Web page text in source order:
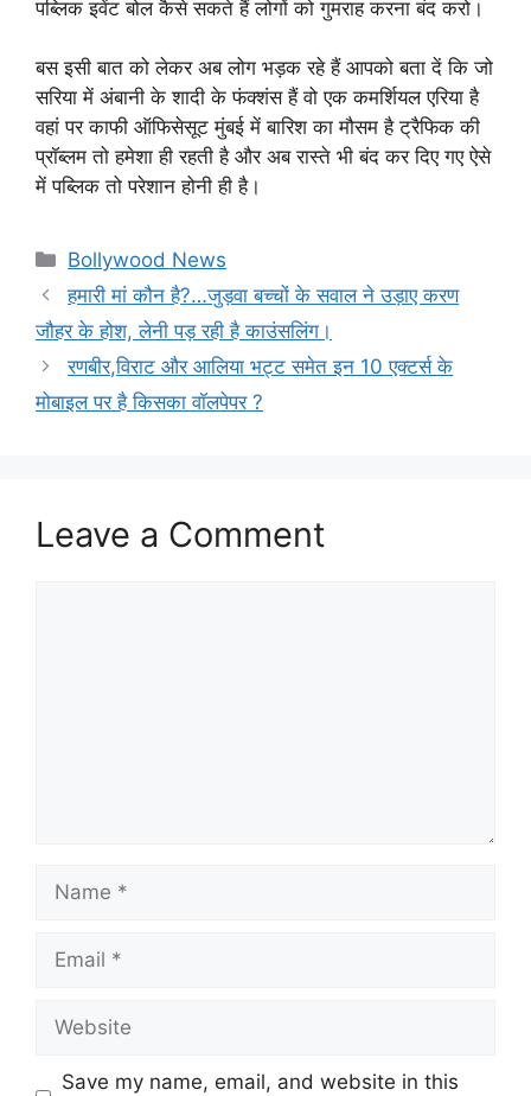
पब्लिक इवेंट बोल कैसे सकते हैं लोगों को गुमराह करना बंद करो।
बस इसी बात को लेकर अब लोग भड़क रहे हैं आपको बता दें कि जो
सरिया में अंबानी के शादी के फंक्शंस हैं वो एक कमर्शियल एरिया है
वहां पर काफी ऑफिसेसूट मुंबई में बारिश का मौसम है ट्रैफिक की
प्रॉब्लम तो हमेशा ही रहती है और अब रास्ते भी बंद कर दिए गए ऐसे
में पब्लिक तो परेशान होनी ही है।
Categories
Bollywood News
हमारी मां कौन है?…जुड़वा बच्चों के सवाल ने उड़ाए करण
जौहर के होश, लेनी पड़ रही है काउंसलिंग।
रणबीर,विराट और आलिया भट्ट समेत इन 10 एक्टर्स के
मोबाइल पर है किसका वॉलपेपर ?
Leave a Comment
Name
Email
Website
Save my name, email, and website in this